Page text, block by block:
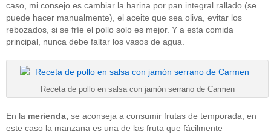
caso, mi consejo es cambiar la harina por pan integral rallado (se
puede hacer manualmente), el aceite que sea oliva, evitar los
rebozados, si se fríe el pollo solo es mejor. Y a esta comida
principal, nunca debe faltar los vasos de agua.
Receta de pollo en salsa con jamón serrano de Carmen
En la merienda, se aconseja a consumir frutas de temporada, en
este caso la manzana es una de las fruta que fácilmente